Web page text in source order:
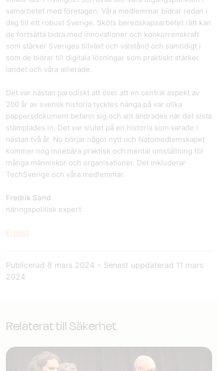
samarbetet med företagen. Våra medlemmar bidrar redan i
dag till ett robust Sverige. Sköts beredskapsarbetet rätt kan
de fortsätta bidra med innovationer och konkurrenskraft
som stärker Sveriges tillväxt och välstånd och samtidigt i
som de bidrar till digitala lösningar som praktiskt stärker
landet och våra allierade.
Det var nästan parodiskt att över att en central aspekt av
200 år av svensk historia tycktes hänga på var olika
pappersdokument befann sig och allt ändrades när det sista
stämplades in. Det var slutet på en historia som varade i
nästan två år. Nu börjar något nytt och Natomedlemskapet
kommer nog innebära praktisk och mental omställning för
många människor och organisationer. Det inkluderar
TechSverige och våra medlemmar.
Fredrik Sand
näringspolitisk expert
E-post
Publicerad 8 mars 2024 • Senast uppdaterad 11 mars
2024
Relaterat till Säkerhet